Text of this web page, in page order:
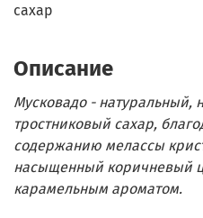
сахар
Описание
Мусковадо -
тростниковый сахар,
содержанию мелассы
насыщенный коричневый
карамельным ароматом.